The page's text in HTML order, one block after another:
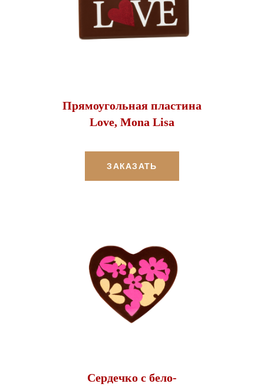
Прямоугольная пластина
Love, Mona Lisa
ЗАКАЗАТЬ
Сердечко с бело-